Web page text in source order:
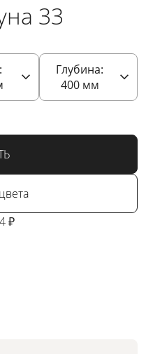
33
Глубина:
400мм
₽